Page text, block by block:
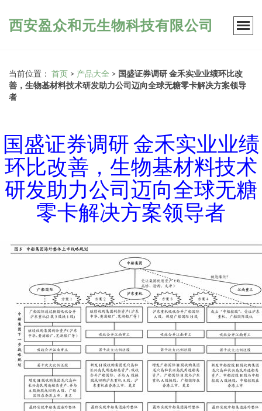
西安盈众和元生物科技有限公司
当前位置： 首页 > 产品大全 > 国盛证券调研 金禾实业业绩环比改
善，生物基材料技术研发助力公司迈向全球无糖零卡解决方案领导
者
国盛证券调研 金禾实业业绩
环比改善，生物基材料技术
研发助力公司迈向全球无糖
零卡解决方案领导者